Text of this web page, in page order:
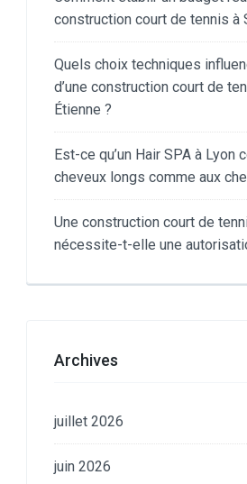
construction court de tennis à
Quels choix techniques
d’une construction court de
Étienne ?
Est-ce qu’un Hair SPA à Lyon
cheveux longs comme aux
Une construction court de
nécessite-t-elle une
Archives
juillet 2026
juin 2026